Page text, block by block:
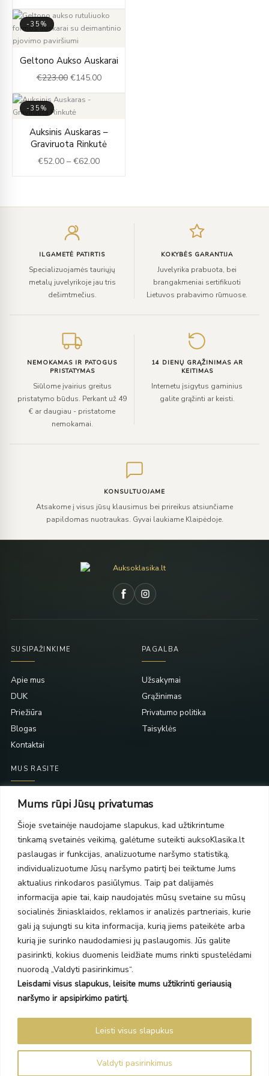
Mums rūpi Jūsų privatumas
Šioje svetainėje naudojame slapukus, kad užtikrintume
tinkamą svetainės veikimą, galėtume suteikti auksoKlasika.lt
paslaugas ir funkcijas, analizuotume naršymo statistiką,
individualizuotume Jūsų naršymo patirtį bei teiktume Jums
aktualius rinkodaros pasiūlymus. Taip pat dalijamės
informacija apie tai, kaip naudojatės mūsų svetaine su mūsų
socialinės žiniasklaidos, reklamos ir analizės partneriais, kurie
gali ją sujungti su kita informacija, kurią jiems pateikėte arba
kurią jie surinko naudodamiesi jų paslaugomis. Jūs galite
pasirinkti, kokius duomenis leidžiate mums rinkti spustelėdami
nuorodą „Valdyti pasirinkimus“.
Leisdami visus slapukus, leisite mums užtikrinti geriausią
naršymo ir apsipirkimo patirtį.
Valdyti pasirinkimus
Leisti visus slapukus
-35%
Geltono Aukso Auskarai
€223.00
price
was:
€145.00
price
is:
-35%
Auksinis Auskaras –
Graviruota Rinkutė
€52.00 – €62.00
range:
€52.00
through
ILGAMETĖ PATIRTIS
Specializuojamės tauriųjų
metalų juvelyrikoje jau tris
dešimtmečius.
KOKYBĖS GARANTIJA
Juvelyrika prabuota, bei
brangakmeniai sertifikuoti
Lietuvos prabavimo rūmuose.
NEMOKAMAS IR PATOGUS
PRISTATYMAS
Siūlome įvairius greitus
pristatymo būdus. Perkant už 49
€ ar daugiau - pristatome
nemokamai.
14 DIENŲ GRĄŽINIMAS AR
KEITIMAS
Internetu įsigytus gaminius
galite grąžinti ar keisti.
KONSULTUOJAME
Atsakome į visus jūsų klausimus bei prireikus atsiunčiame
papildomas nuotraukas. Gyvai laukiame Klaipėdoje.
SUSIPAŽINKIME
Apie mus
DUK
Priežiūra
Blogas
Kontaktai
PAGALBA
Užsakymai
Grąžinimas
Privatumo politika
Taisyklės
MUS RASITE
Taikos pr. 139
PC Molas, Klaipėda
Taikos pr. 141
PC BIG 2, Klaipėda
Šilutės pl. 35
PC Banginis, Klaipėda
NAUJIENLAIŠKIS
Prenumeruokite ir gaukite pasiūlymus, naujienas bei riboto
leidimo kolekcijas.
Prenumeruodami sutinkate su Taisyklėmis ir Privatumo politika.
Auksoklasika.lt © 2026 Visos teisės saugomos